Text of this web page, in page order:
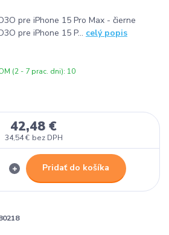
pre iPhone 15 Pro Max - čierne
pre iPhone 15 P... celý popis
(2 - 7 prac. dni): 10
42,48 €
34,54 € bez DPH
Pridať do košíka